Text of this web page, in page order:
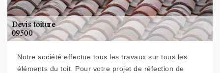
Notre société effectue tous les travaux sur tous les
éléments du toit. Pour votre projet de réfection de